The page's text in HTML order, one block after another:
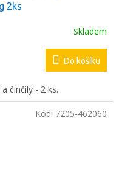
2ks
Skladem
Do košíku
činčily - 2 ks.
Kód: 7205-462060